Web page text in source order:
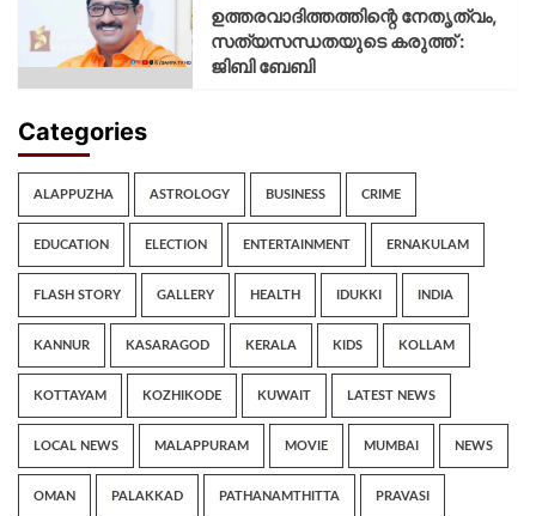
ഉത്തരവാദിത്തത്തിന്റെ നേതൃത്വം,
സത്യസന്ധതയുടെ കരുത്ത് :
ജിബി ബേബി
Categories
ALAPPUZHA ASTROLOGY BUSINESS CRIME
EDUCATION ELECTION ENTERTAINMENT ERNAKULAM
FLASH STORY GALLERY HEALTH IDUKKI INDIA
KANNUR KASARAGOD KERALA KIDS KOLLAM
KOTTAYAM KOZHIKODE KUWAIT LATEST NEWS
LOCAL NEWS MALAPPURAM MOVIE MUMBAI NEWS
OMAN PALAKKAD PATHANAMTHITTA PRAVASI